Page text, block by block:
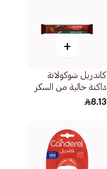
+
كاندريل شوكولاتة
داكنة خالية من السكر
المضاف معملح البحر
8.13